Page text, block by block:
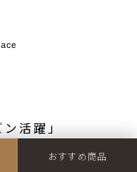
活躍」
おすすめ商品